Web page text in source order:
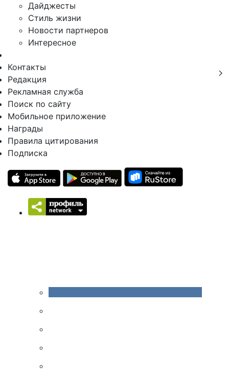
Дайджесты
Стиль жизни
Новости партнеров
Интересное
Контакты
Редакция
Рекламная служба
Поиск по сайту
Мобильное приложение
Награды
Правила цитирования
Подписка